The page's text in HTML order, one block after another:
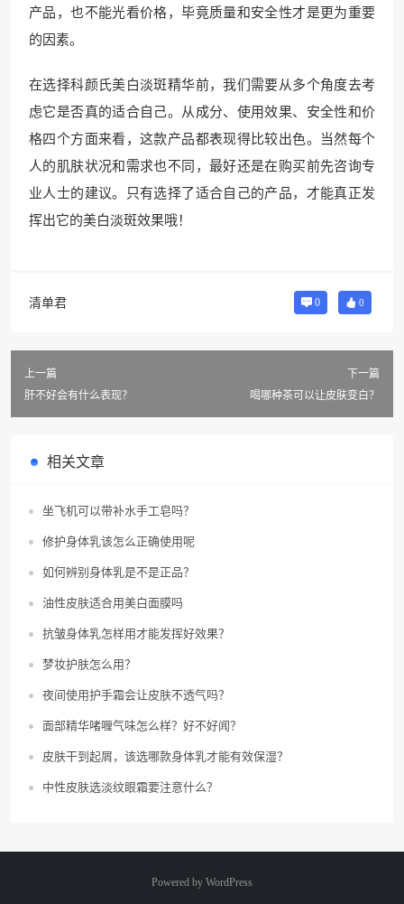
产品，也不能光看价格，毕竟质量和安全性才是更为重要
的因素。
在选择科颜氏美白淡斑精华前，我们需要从多个角度去考
虑它是否真的适合自己。从成分、使用效果、安全性和价
格四个方面来看，这款产品都表现得比较出色。当然每个
人的肌肤状况和需求也不同，最好还是在购买前先咨询专
业人士的建议。只有选择了适合自己的产品，才能真正发
挥出它的美白淡斑效果哦！
清单君 0 0
上一篇
肝不好会有什么表现？
下一篇
喝哪种茶可以让皮肤变白？
相关文章
坐飞机可以带补水手工皂吗？
修护身体乳该怎么正确使用呢
如何辨别身体乳是不是正品？
油性皮肤适合用美白面膜吗
抗皱身体乳怎样用才能发挥好效果？
梦妆护肤怎么用？
夜间使用护手霜会让皮肤不透气吗？
面部精华啫喱气味怎么样？好不好闻？
皮肤干到起屑，该选哪款身体乳才能有效保湿？
中性皮肤选淡纹眼霜要注意什么？
Powered by WordPress